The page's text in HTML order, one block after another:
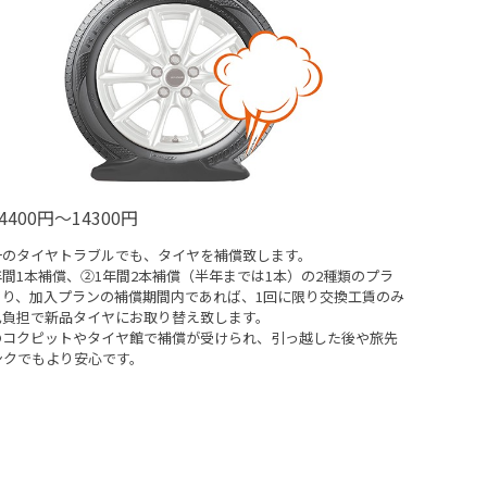
円～14300円
タイヤトラブルでも、タイヤを補償致します。
1本補償、②1年間2本補償（半年までは1本）の2種類のプラ
、加入プランの補償期間内であれば、1回に限り交換工賃のみ
担で新品タイヤにお取り替え致します。
クピットやタイヤ館で補償が受けられ、引っ越した後や旅先
でもより安心です。